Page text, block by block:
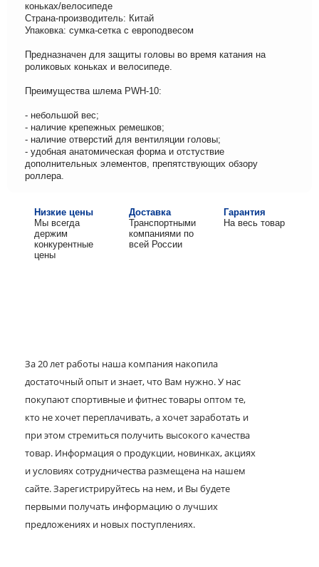
коньках/велосипеде
Страна-производитель: Китай
Упаковка: сумка-сетка с европодвесом
Предназначен для защиты головы во время катания на
роликовых коньках и велосипеде.
Преимущества шлема PWH-10:
- небольшой вес;
- наличие крепежных ремешков;
- наличие отверстий для вентиляции головы;
- удобная анатомическая форма и отстуствие
дополнительных элементов, препятствующих обзору
роллера.
Низкие цены
Мы всегда
держим
конкурентные
цены
Доставка
Транспортными
компаниями по
всей России
Гарантия
На весь товар
За 20 лет работы наша компания накопила
достаточный опыт и знает, что Вам нужно. У нас
покупают спортивные и фитнес товары оптом те,
кто не хочет переплачивать, а хочет заработать и
при этом стремиться получить высокого качества
товар. Информация о продукции, новинках, акциях
и условиях сотрудничества размещена на нашем
сайте. Зарегистрируйтесь на нем, и Вы будете
первыми получать информацию о лучших
предложениях и новых поступлениях.